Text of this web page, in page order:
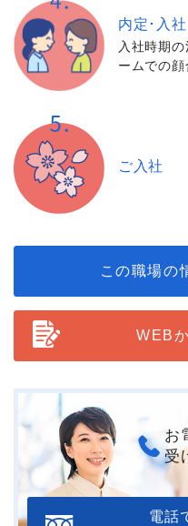
内定･入
入社時期
ームでの顔
ご入社
この職場の
WEB
お
受
電話